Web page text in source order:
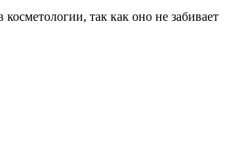
так как оно не забивает